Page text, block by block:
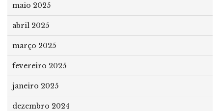
maio 2025
abril 2025
março 2025
fevereiro 2025
janeiro 2025
dezembro 2024